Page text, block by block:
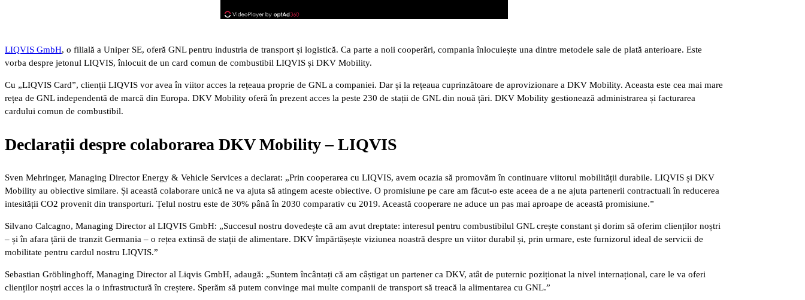
LIQVIS GmbH, o filială a Uniper SE, oferă GNL pentru industria de transport și logistică. Ca parte a noii cooperări, compania înlocuiește una dintre metodele sale de plată anterioare. Este
vorba despre jetonul LIQVIS, înlocuit de un card comun de combustibil LIQVIS și DKV Mobility.
Cu „LIQVIS Card”, clienții LIQVIS vor avea în viitor acces la rețeaua proprie de GNL a companiei. Dar și la rețeaua cuprinzătoare de aprovizionare a DKV Mobility. Aceasta este cea mai mare
rețea de GNL independentă de marcă din Europa. DKV Mobility oferă în prezent acces la peste 230 de stații de GNL din nouă țări. DKV Mobility gestionează administrarea și facturarea
cardului comun de combustibil.
Declarații despre colaborarea DKV Mobility – LIQVIS
Sven Mehringer, Managing Director Energy & Vehicle Services a declarat: „Prin cooperarea cu LIQVIS, avem ocazia să promovăm în continuare viitorul mobilității durabile. LIQVIS și DKV
Mobility au obiective similare. Și această colaborare unică ne va ajuta să atingem aceste obiective. O promisiune pe care am făcut-o este aceea de a ne ajuta partenerii contractuali în reducerea
intesității CO2 provenit din transporturi. Țelul nostru este de 30% până în 2030 comparativ cu 2019. Această cooperare ne aduce un pas mai aproape de această promisiune.”
Silvano Calcagno, Managing Director al LIQVIS GmbH: „Succesul nostru dovedește că am avut dreptate: interesul pentru combustibilul GNL crește constant și dorim să oferim clienților noștri
– și în afara țării de tranzit Germania – o rețea extinsă de stații de alimentare. DKV împărtășește viziunea noastră despre un viitor durabil și, prin urmare, este furnizorul ideal de servicii de
mobilitate pentru cardul nostru LIQVIS.”
Sebastian Gröblinghoff, Managing Director al Liqvis GmbH, adaugă: „Suntem încântați că am câștigat un partener ca DKV, atât de puternic poziționat la nivel internațional, care le va oferi
clienților noștri acces la o infrastructură în creștere. Sperăm să putem convinge mai multe companii de transport să treacă la alimentarea cu GNL.”